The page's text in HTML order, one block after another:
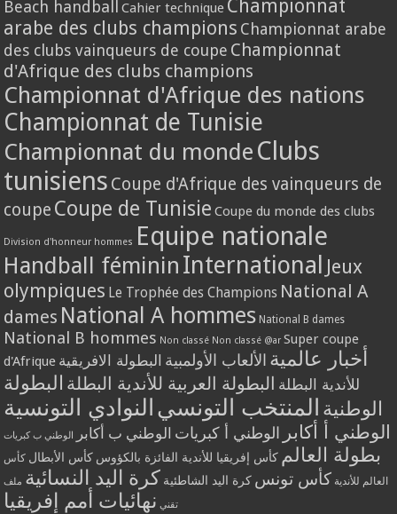
Beach handball Cahier technique Championnat
arabe des clubs champions Championnat arabe
des clubs vainqueurs de coupe Championnat
d'Afrique des clubs champions
Championnat d'Afrique des nations
Championnat de Tunisie
Championnat du monde Clubs
tunisiens Coupe d'Afrique des vainqueurs de
coupe Coupe de Tunisie Coupe du monde des clubs
Division d'honneur hommes Equipe nationale
Handball féminin International Jeux
olympiques Le Trophée des Champions National A
dames National A hommes National B dames
National B hommes Non classé Non classé @ar Super coupe
d'Afrique
أخبار عالمية الألعاب الأولمبية البطولة الافريقية
للأندية البطلة البطولة العربية للأندية البطلة البطولة
الوطنية المنتخب التونسي النوادي التونسية
الوطني أ أكابر الوطني أ كبريات الوطني ب أكابر الوطني ب كبريات
بطولة العالم كأس إفريقيا للأندية الفائزة بالكؤوس كأس الأبطال كأس
العالم للأندية كأس تونس كرة اليد الشاطئية كرة اليد النسائية ملف
تقني نهائيات أمم إفريقيا